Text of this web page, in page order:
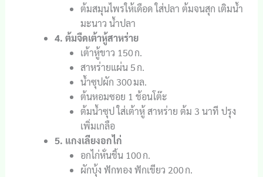
ต้มสมุนไพรให้เดือด ใส่ปลา ต้มจนสุก เติมน้ำ
มะนาว น้ำปลา
4. ต้มจืดเต้าหู้สาหร่าย
เต้าหู้ขาว 150 ก.
สาหร่ายแผ่น 5 ก.
น้ำซุปผัก 300 มล.
ต้นหอมซอย 1 ช้อนโต๊ะ
ต้มน้ำซุป ใส่เต้าหู้ สาหร่าย ต้ม 3 นาที ปรุง
เพิ่มเกลือ
5. แกงเลียงอกไก่
อกไก่หั่นชิ้น 100 ก.
ผักบุ้ง ฟักทอง ฟักเขียว 200 ก.